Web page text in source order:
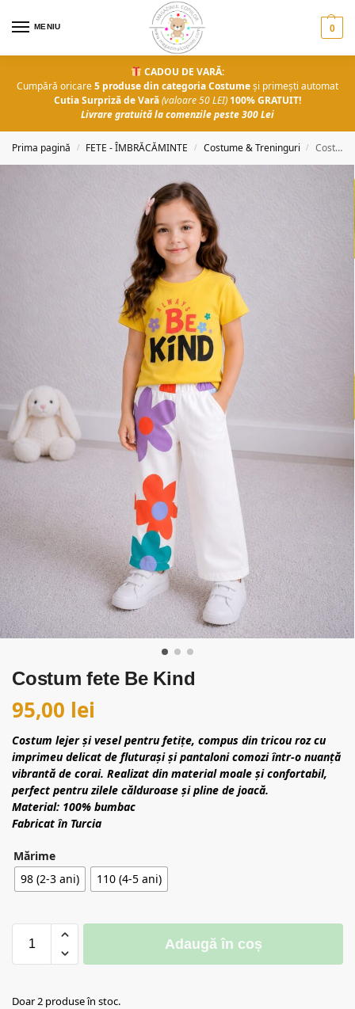
MENIU 0
CADOU DE VARĂ:
Cumpără oricare5 produse din categoria Costumeși primești automat
Cutia Surpriză de Vară(valoare 50 LEI) 100% GRATUIT!
Livrare gratuită la comenzile peste 300 Lei
Prima pagină / FETE - ÎMBRĂCĂMINTE / Costume & Treninguri / Costum fete Be Kind
Costum fete Be Kind
95,00 lei
Costum lejer și vesel pentru fetițe, compus din tricou roz cu
imprimeu delicat de fluturași și pantaloni comozi într-o nuanță
vibrantă de corai. Realizat din material moale și confortabil,
perfect pentru zilele călduroase și pline de joacă.
Material: 100% bumbac
Fabricat în Turcia
Mărime
98 (2-3 ani)
110 (4-5 ani)
Adaugă în coș
Doar 2 produse în stoc.